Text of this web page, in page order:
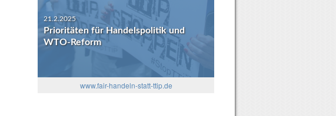
Prioritäten für Handelspolitik und
WTO-Reform
www.fair-handeln-statt-ttip.de